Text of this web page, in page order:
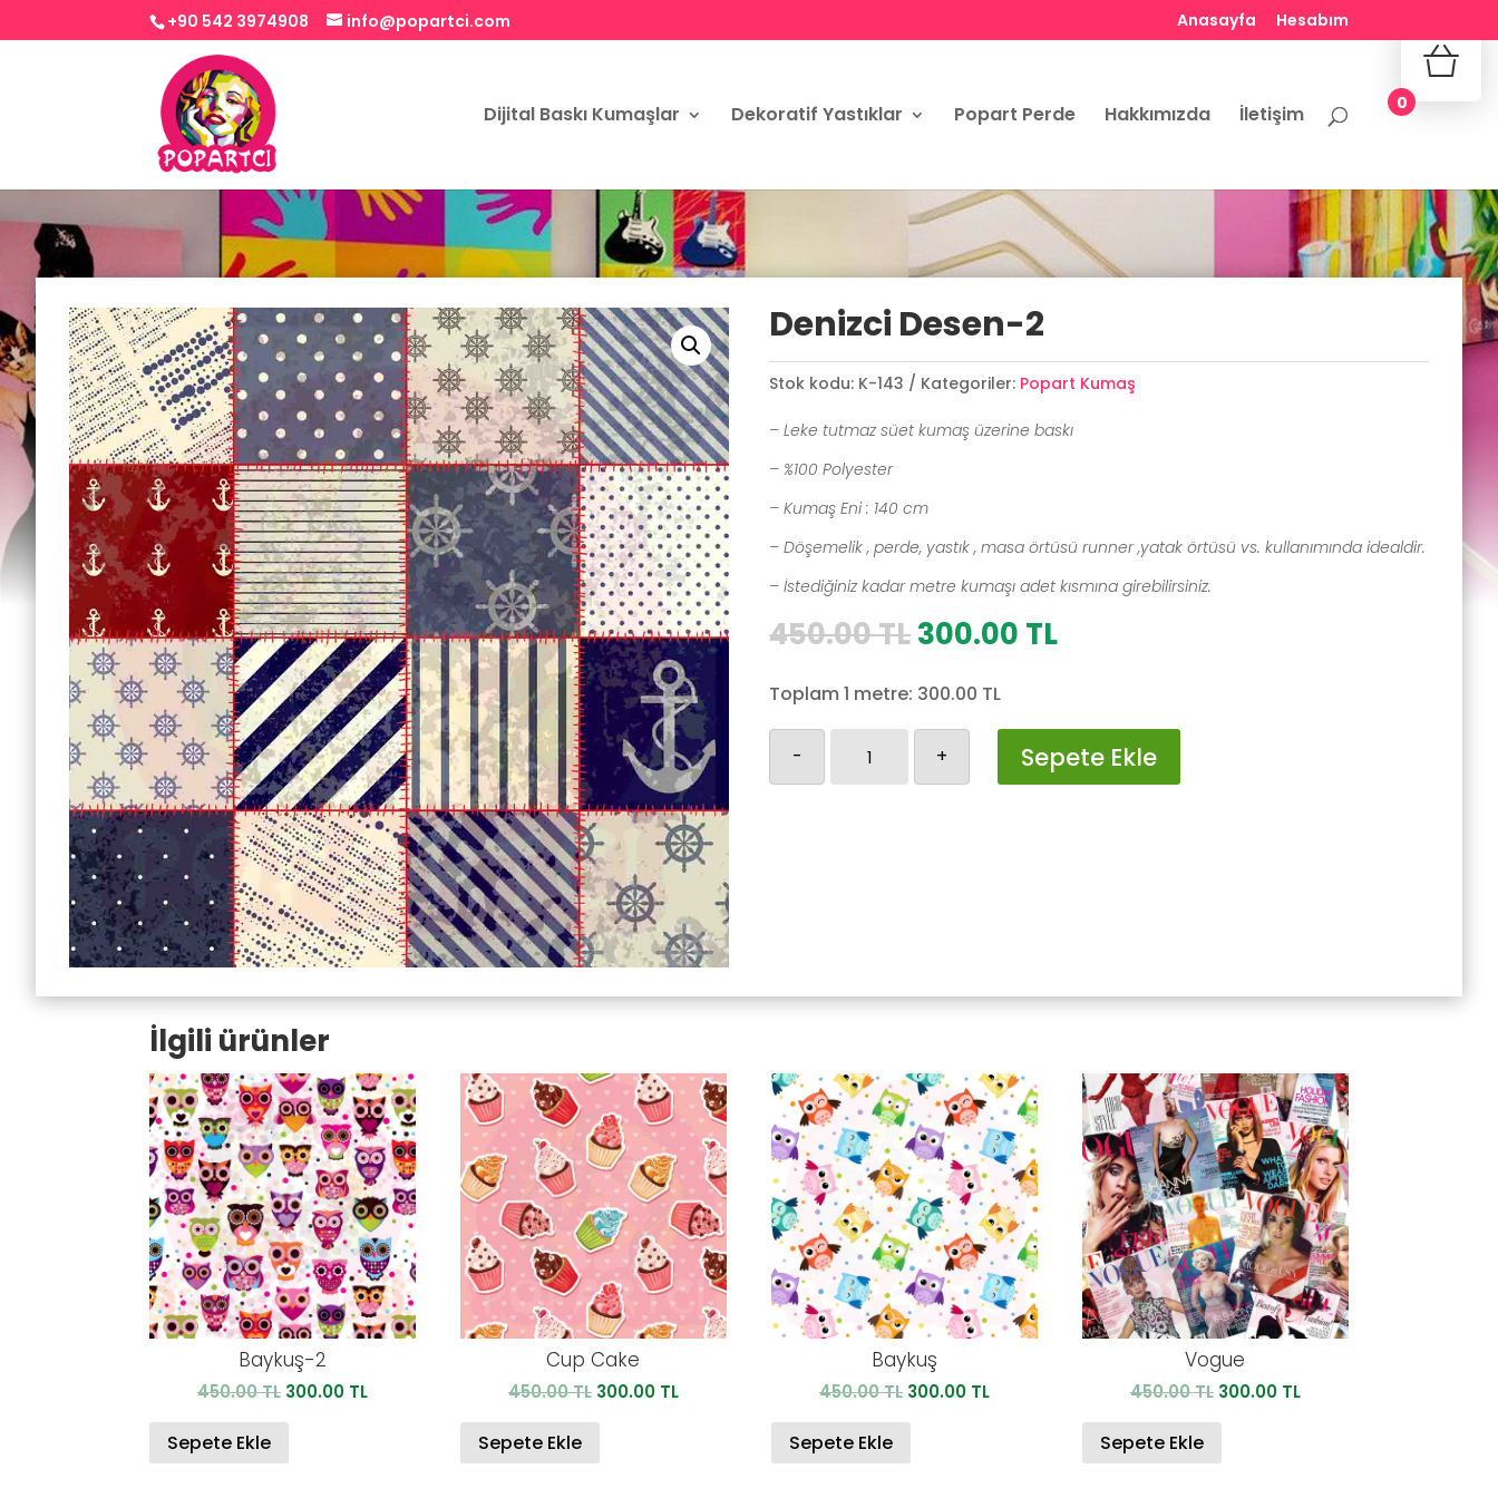
+90 542 3974908 info@popartci.com Anasayfa Hesabım
Dijital Baskı Kumaşlar Dekoratif Yastıklar Popart Perde Hakkımızda İletişim
Denizci Desen-2
Stok kodu: K-143 Kategoriler: Popart Kumaş
– Leke tutmaz süet kumaş üzerine baskı
– %100 Polyester
– Kumaş Eni : 140 cm
– Döşemelik , perde, yastık , masa örtüsü runner ,yatak örtüsü vs. kullanımında idealdir.
– İstediğiniz kadar metre kumaşı adet kısmına girebilirsiniz.
450.00TLOrijinal
450.00 TL.
300.00 TLŞu
300.00 TL.
Toplam 1 metre: 300.00 TL
- + Sepete Ekle
İlgili ürünler
Baykuş-2
450.00TL Orijinal
300.00 TLŞu
Sepete Ekle
Cup Cake
450.00TL Orijinal
300.00 TLŞu
Sepete Ekle
Baykuş
450.00TL Orijinal
300.00 TLŞu
Sepete Ekle
Vogue
450.00TL Orijinal
300.00 TLŞu
Sepete Ekle
0